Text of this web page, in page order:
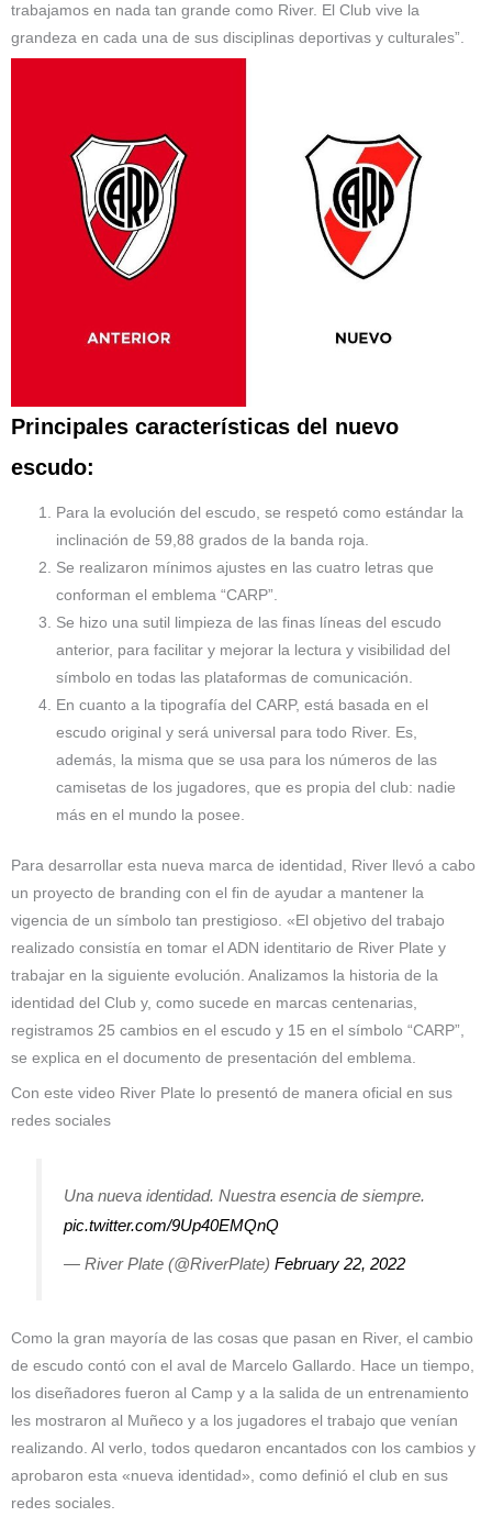
trabajamos en nada tan grande como River. El Club vive la
grandeza en cada una de sus disciplinas deportivas y culturales”.
Principales características del nuevo
escudo:
Para la evolución del escudo, se respetó como estándar la
inclinación de 59,88 grados de la banda roja.
Se realizaron mínimos ajustes en las cuatro letras que
conforman el emblema “CARP”.
Se hizo una sutil limpieza de las finas líneas del escudo
anterior, para facilitar y mejorar la lectura y visibilidad del
símbolo en todas las plataformas de comunicación.
En cuanto a la tipografía del CARP, está basada en el
escudo original y será universal para todo River. Es,
además, la misma que se usa para los números de las
camisetas de los jugadores, que es propia del club: nadie
más en el mundo la posee.
Para desarrollar esta nueva marca de identidad, River llevó a cabo
un proyecto de branding con el fin de ayudar a mantener la
vigencia de un símbolo tan prestigioso. «El objetivo del trabajo
realizado consistía en tomar el ADN identitario de River Plate y
trabajar en la siguiente evolución. Analizamos la historia de la
identidad del Club y, como sucede en marcas centenarias,
registramos 25 cambios en el escudo y 15 en el símbolo “CARP”,
se explica en el documento de presentación del emblema.
Con este video River Plate lo presentó de manera oficial en sus
redes sociales
Una nueva identidad. Nuestra esencia de siempre.
pic.twitter.com/9Up40EMQnQ
— River Plate (@RiverPlate) February 22, 2022
Como la gran mayoría de las cosas que pasan en River, el cambio
de escudo contó con el aval de Marcelo Gallardo. Hace un tiempo,
los diseñadores fueron al Camp y a la salida de un entrenamiento
les mostraron al Muñeco y a los jugadores el trabajo que venían
realizando. Al verlo, todos quedaron encantados con los cambios y
aprobaron esta «nueva identidad», como definió el club en sus
redes sociales.